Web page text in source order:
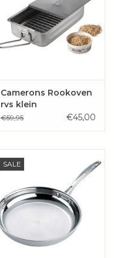
Camerons Rookoven
rvs klein
€59,95 €45,00
SALE